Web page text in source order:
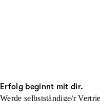
Erfolg beginnt mit dir.
Werde selbstständige/r